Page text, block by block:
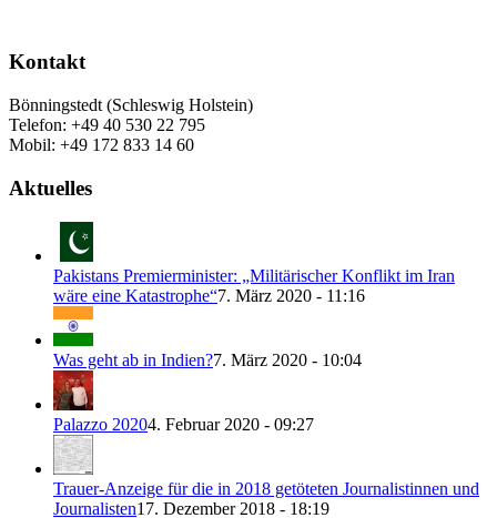
Kontakt
Bönningstedt (Schleswig Holstein)
Telefon: +49 40 530 22 795
Mobil: +49 172 833 14 60
Aktuelles
Pakistans Premierminister: „Militärischer Konflikt im Iran
wäre eine Katastrophe“7. März 2020 - 11:16
Was geht ab in Indien?7. März 2020 - 10:04
Palazzo 20204. Februar 2020 - 09:27
Trauer-Anzeige für die in 2018 getöteten Journalistinnen und
Journalisten17. Dezember 2018 - 18:19